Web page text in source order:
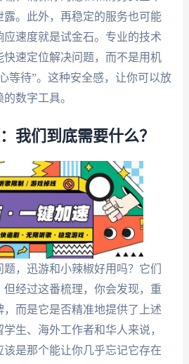
露。此外，再稳定的服务也可能
速度就是试金石。专业的技术
快速定位解决问题，而不是用机
等待”。这种安全感，让你可以放
数字工具。
我们到底需要什么？
，迅游和小辣椒好用吗？它们
经过这番梳理，你会发现，重
而是它是否精准地提供了上述
生、海外工作者和华人来说，
是那个能让你几乎忘记它存在